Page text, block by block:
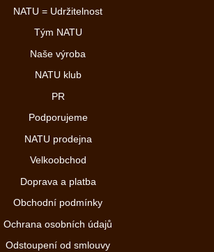
NATU = Udržitelnost
Tým NATU
Naše výroba
NATU klub
PR
Podporujeme
NATU prodejna
Velkoobchod
Doprava a platba
Obchodní podmínky
Ochrana osobních údajů
Odstoupení od smlouvy